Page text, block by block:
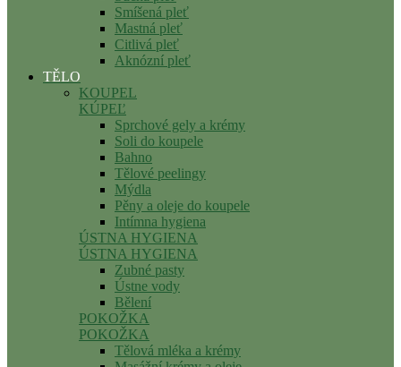
Smíšená pleť
Mastná pleť
Citlivá pleť
Aknózní pleť
TĚLO
KOUPEL
KÚPEĽ
Sprchové gely a krémy
Soli do koupele
Bahno
Tělové peelingy
Mýdla
Pěny a oleje do koupele
Intímna hygiena
ÚSTNA HYGIENA
ÚSTNA HYGIENA
Zubné pasty
Ústne vody
Bělení
POKOŽKA
POKOŽKA
Tělová mléka a krémy